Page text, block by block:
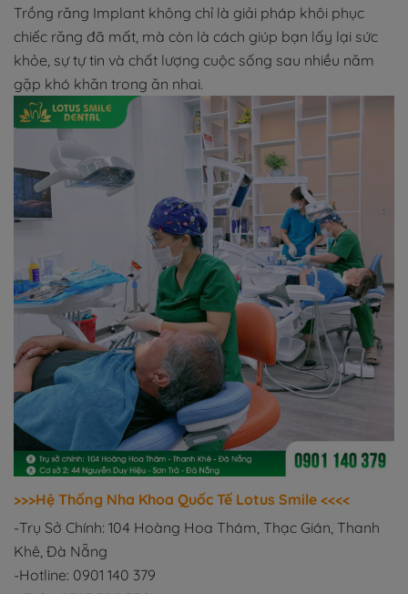
Trồng răng Implant không chỉ là giải pháp khôi phục
chiếc răng đã mất, mà còn là cách giúp bạn lấy lại sức
khỏe, sự tự tin và chất lượng cuộc sống sau nhiều năm
gặp khó khăn trong ăn nhai.
>>>Hệ Thống Nha Khoa Quốc Tế Lotus Smile <<<<
-Trụ Sở Chính: 104 Hoàng Hoa Thám, Thạc Gián, Thanh
Khê, Đà Nẵng
-Hotline: 0901 140 379